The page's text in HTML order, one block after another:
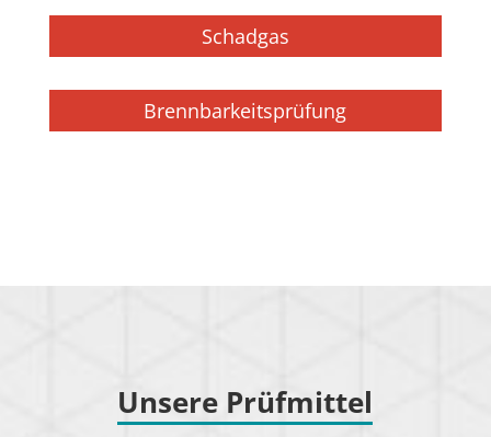
Schadgas
Brennbarkeitsprüfung
Unsere Prüfmittel